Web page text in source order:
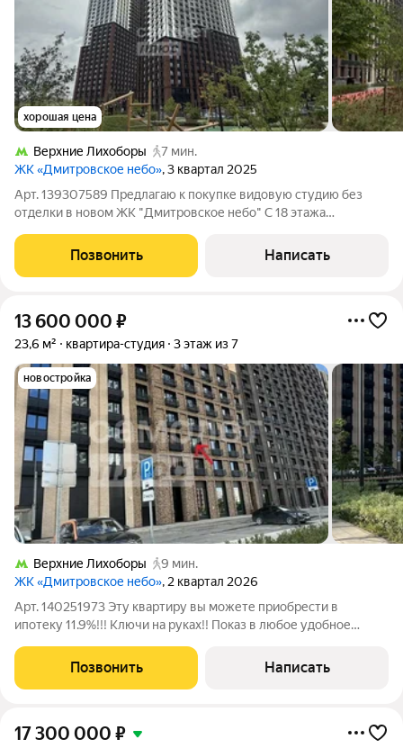
хорошая цена
Верхние Лихоборы
7 мин.
ЖК «Дмитровское небо», 3 квартал 2025
Арт. 139307589 Предлагаю к покупке видовую студию без
отделки в новом ЖК "Дмитровское небо" С 18 этажа
закатами. Прописка! Ключи получены! Застройщик ЛСР.
Идеальный вариант как для проживания, так и
Позвонить Написать
13 600 000 ₽
23,6 м² квартира-студия 3 этаж из 7
новостройка
Верхние Лихоборы
9 мин.
ЖК «Дмитровское небо», 2 квартал 2026
Арт. 140251973 Эту квартиру вы можете приобрести в
ипотеку 11.9%!!! Ключи на руках!! Показ в любое удобное
готовом доме ЖК «Дмитровское Небо». Продается уютная
студия 23,6 м в самой приватной секции
Позвонить Написать
17 300 000 ₽